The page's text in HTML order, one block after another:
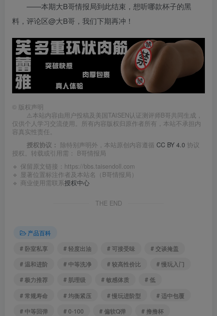
——本期大B哥情报局到此结束，想听哪款杯子的黑
料，评论区@大B哥，我们下期再冲！
© 版权声明
⚠️本站内容由用户投稿及美国TAISEN认证测评师B哥共同生成，
仅供个人学习交流使用。所有内容版权归原作者所有，本站不承担内
容真实性责任。
授权协议： 除特别声明外，本站原创内容遵循 CC BY 4.0 协议
授权。转载或引用需： B哥情报局
🔹 保留原文链接： https://bbs.taisendoll.com
🔹 显著位置标注作者及本站名（B哥情报局）
🔹 商业使用需联系授权中心
THE END
产品百科
# 卧室私享
# 轻度出油 # 可接受味
# 交谈掩盖
# 温和进阶
# 中等洗净 # 较高性价比
# 慢玩入门
# 极力推荐
# 肌理级 # 敏感体质
# 低
# 常规寿命
# 均衡紧压 # 慢玩进阶型
# 适中包覆
# 中等回弹
# 0-100 # 偏软Q弹 # 撸撸杯